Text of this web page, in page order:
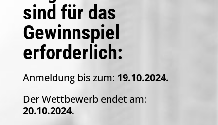
sind für das
Gewinnspiel
erforderlich:
Anmeldung bis zum: 19.10.2024.
Der Wettbewerb endet am:
20.10.2024.